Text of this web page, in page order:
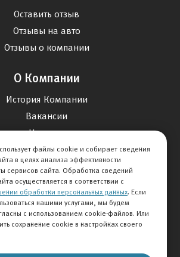
Оставить отзыв
Отзывы на авто
Отзывы о компании
О Компании
История Компании
Вакансии
Новости
Карта сайта
Контакты
+7 495 292-60-60
файлы cookie и собирает сведения
в целях анализа эффективности
сервисов сайта. Обработка сведений
осуществляется в соответствии с
обработки персональных данных. Если
нашими услугами, мы будем
с использованием cookie-файлов. Или
сохранение cookie в настройках своего